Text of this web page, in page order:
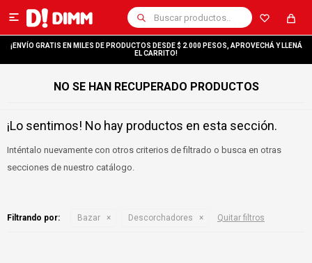

¡ENVÍO GRATIS EN MILES DE PRODUCTOS DESDE $ 2.000 PESOS, APROVECHÁ Y LLENÁ
EL CARRITO!
NO SE HAN RECUPERADO PRODUCTOS
¡Lo sentimos! No hay productos en esta sección.
Inténtalo nuevamente con otros criterios de filtrado o busca en otras
secciones de nuestro catálogo.
Filtrando por: Bazar Descorchadores Quitar filtros